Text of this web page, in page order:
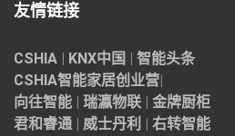
友情链接
CSHIA KNX中国
智能头条
CSHIA智能家居创业营
向往智能
瑞瀛物联
金牌厨柜
君和睿通
威士丹利
右转智能